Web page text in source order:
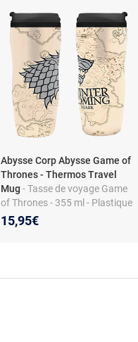
Abysse Corp Abysse Game of
Thrones - Thermos Travel
Mug - Tasse de voyage Game
of Thrones - 355 ml - Plastique
isolant
15,95€